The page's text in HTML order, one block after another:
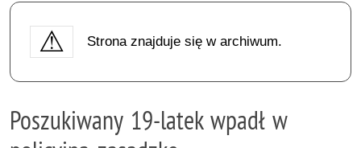
Strona znajduje się w archiwum.
Poszukiwany 19-latek wpadł w